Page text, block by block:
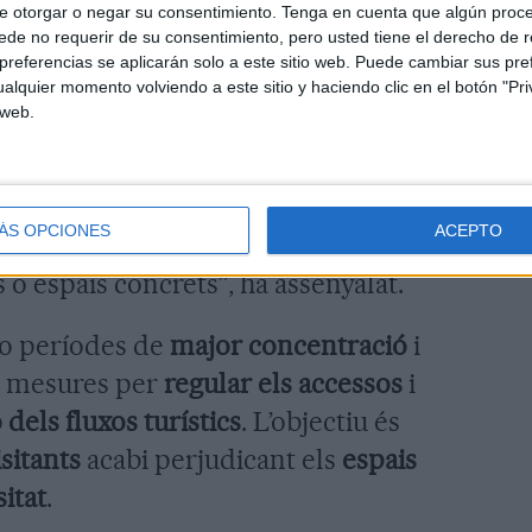
otorgar o negar su consentimiento. Tenga en cuenta que algún
no requerir de su consentimiento, pero usted tiene el derecho de
se aplicarán solo a este sitio web. Puede cambiar sus
momento volviendo a este sitio y haciendo clic en el botón
OPCIONES ACEPTO
saber amb exactitud “quantes
dia i, d’aquestes, quantes fan la volta
del nombre de persones que
però ara tindràsmapes de calor
gent, i podràs controlar si hi ha
espais concrets”, ha assenyalat.
períodes de major concentració i
per regular els accessos i
fluxos turístics. L’objectiu és
acabi perjudicant els espais
.